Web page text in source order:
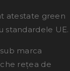
atestate green
standardele UE.
marca
rețea de